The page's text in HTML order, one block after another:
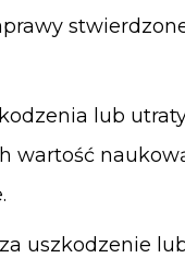
lub
uszkodzenie